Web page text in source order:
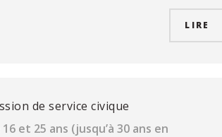
LIRE
de service civique
et 25 ans (jusqu’à 30 ans en